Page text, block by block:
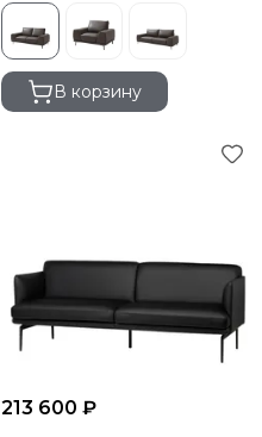
В корзину
213 600 ₽